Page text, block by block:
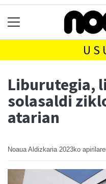
Liburutegia,
solasaldi
atarian
Noaua Aldizkaria 2023ko